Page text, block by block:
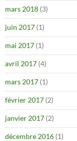
mars 2018 (3)
juin 2017 (1)
mai 2017 (1)
avril 2017 (4)
mars 2017 (1)
février 2017 (2)
janvier 2017 (2)
décembre 2016 (1)